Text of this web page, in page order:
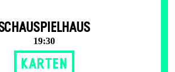
19:30
Karten